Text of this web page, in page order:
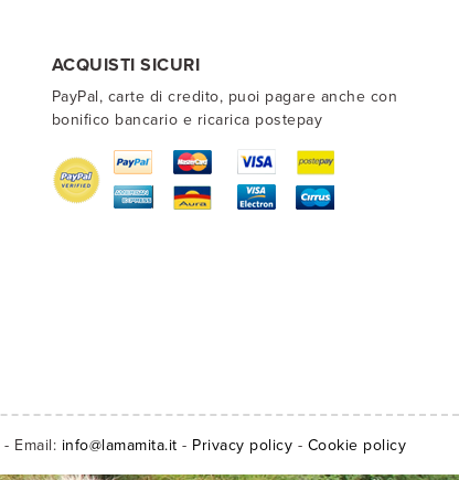
ACQUISTI SICURI
PayPal, carte di credito, puoi pagare anche con
bonifico bancario e ricarica postepay
- Email: info@lamamita.it - Privacy policy - Cookie policy